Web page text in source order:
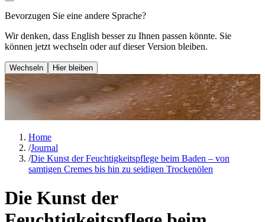
Bevorzugen Sie eine andere Sprache?
Wir denken, dass English besser zu Ihnen passen könnte. Sie
können jetzt wechseln oder auf dieser Version bleiben.
Wechseln Hier bleiben
Home
/Journal
/Die Kunst der Feuchtigkeitspflege beim Baden – von
samtigen Cremes bis hin zu seidigen Trockenölen
Die Kunst der